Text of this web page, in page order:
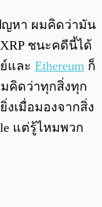
ญหา ผมคิดว่ามัน
ชนะคดีนี้ได้
และ Ethereum ก็
คิดว่าทุกสิ่งทุก
งเมื่อมองจากสิ่ง
แต่รู้ไหมพวก